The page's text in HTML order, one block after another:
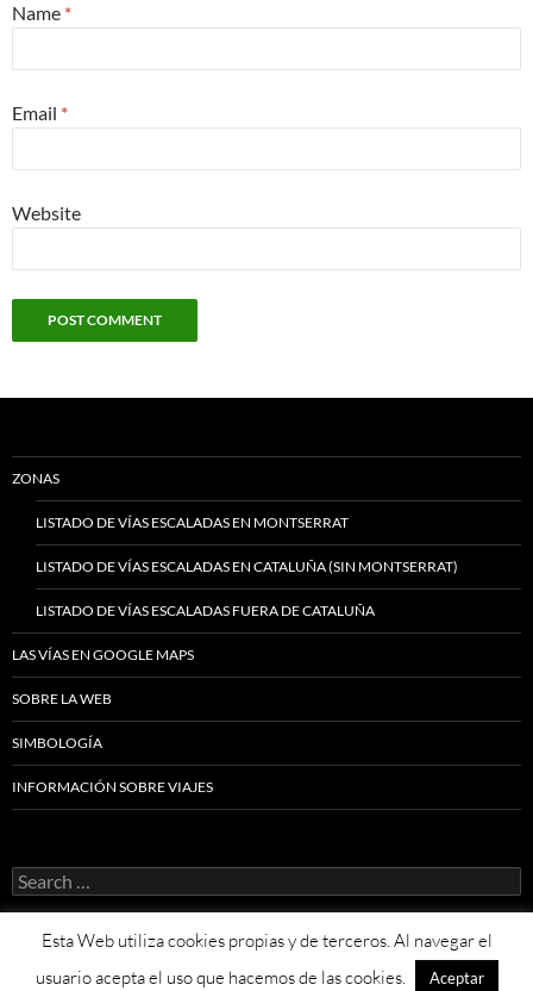
Name *
Email *
Website
ZONAS
LISTADO DE VÍAS ESCALADAS EN MONTSERRAT
LISTADO DE VÍAS ESCALADAS EN CATALUÑA (SIN MONTSERRAT)
LISTADO DE VÍAS ESCALADAS FUERA DE CATALUÑA
LAS VÍAS EN GOOGLE MAPS
SOBRE LA WEB
SIMBOLOGÍA
INFORMACIÓN SOBRE VIAJES
Search
for:
Proudly powered by WordPress
Esta Web utiliza cookies propias y de terceros. Al navegar el
usuario acepta el uso que hacemos de las cookies.
Aceptar